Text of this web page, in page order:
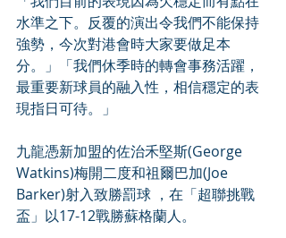
水準之下。反覆的演出令我們不能保持
強勢，今次對港會時大家要做足本
分。」「我們休季時的轉會事務活躍，
最重要新球員的融入性，相信穩定的表
現指日可待。」
九龍憑新加盟的佐治禾堅斯(George
Watkins)梅開二度和祖爾巴加(Joe
Barker)射入致勝罰球 ，在「超聯挑戰
盃」以17-12戰勝蘇格蘭人。